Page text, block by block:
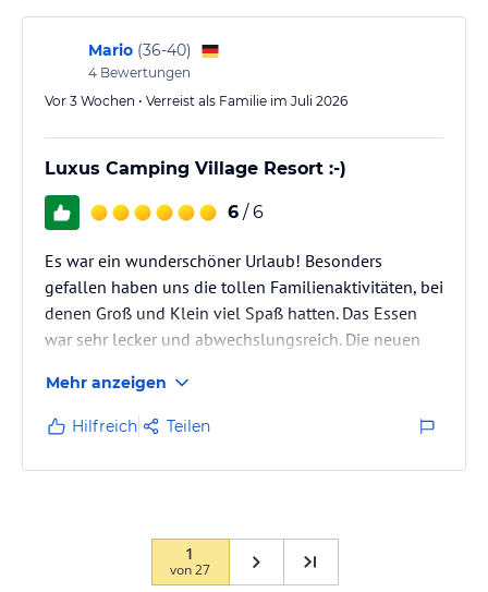
Mario (36-40)
4 Bewertungen
Vor 3 Wochen • Verreist als Familie im Juli 2026
Luxus Camping Village Resort :-)
6 / 6
Es war ein wunderschöner Urlaub! Besonders
gefallen haben uns die tollen Familienaktivitäten, bei
denen Groß und Klein viel Spaß hatten. Das Essen
war sehr lecker und abwechslungsreich. Die neuen
komfortabel. Außerdem war das gesamte Personal
ausgesprochen freundlich und jederzeit hilfsbereit.
Wir haben uns rundum wohlgefühlt und kommen
gerne wieder!
Mehr anzeigen
Hilfreich Teilen
1
von27